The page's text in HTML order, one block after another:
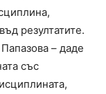
резултатите.
– даде
със